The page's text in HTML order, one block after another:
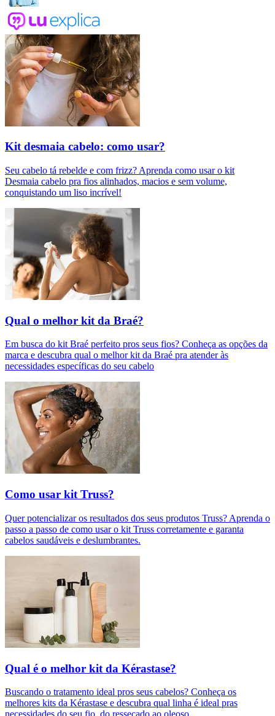
Kit desmaia cabelo: como usar?
Seu cabelo tá rebelde e com frizz? Aprenda como usar o kit
Desmaia cabelo pra fios alinhados, macios e sem volume,
conquistando um liso incrível!
Qual o melhor kit da Braé?
Em busca do kit Braé perfeito pros seus fios? Conheça as opções da
marca e descubra qual o melhor kit da Braé pra atender às
necessidades específicas do seu cabelo
Como usar kit Truss?
Quer potencializar os resultados dos seus produtos Truss? Aprenda o
passo a passo de como usar o kit Truss corretamente e garanta
cabelos saudáveis e deslumbrantes.
Qual é o melhor kit da Kérastase?
Buscando o tratamento ideal pros seus cabelos? Conheça os
melhores kits da Kérastase e descubra qual linha é ideal pras